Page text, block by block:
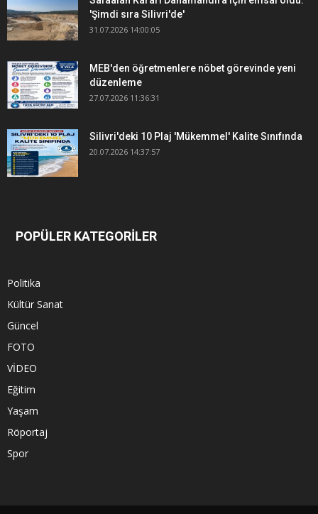
'Şimdi sıra Silivri'de'
31.07.2026 14:00:05
MEB'den öğretmenlere nöbet görevinde yeni
düzenleme
27.07.2026 11:36:31
Silivri'deki 10 Plaj 'Mükemmel' Kalite Sınıfında
20.07.2026 14:37:57
POPÜLER KATEGORİLER
Politika
Kültür Sanat
Güncel
FOTO
VİDEO
Eğitim
Yaşam
Röportaj
Spor